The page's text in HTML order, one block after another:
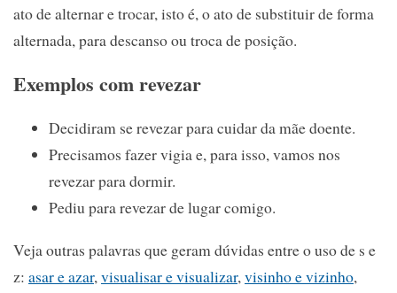
ato de alternar e trocar, isto é, o ato de substituir de forma
alternada, para descanso ou troca de posição.
Exemplos com revezar
Decidiram se revezar para cuidar da mãe doente.
Precisamos fazer vigia e, para isso, vamos nos
revezar para dormir.
Pediu para revezar de lugar comigo.
Veja outras palavras que geram dúvidas entre o uso de s e
z: asar e azar, visualisar e visualizar, visinho e vizinho,